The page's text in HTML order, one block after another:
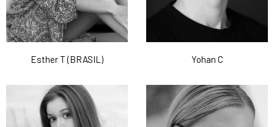
Esther T (BRASIL) Yohan C